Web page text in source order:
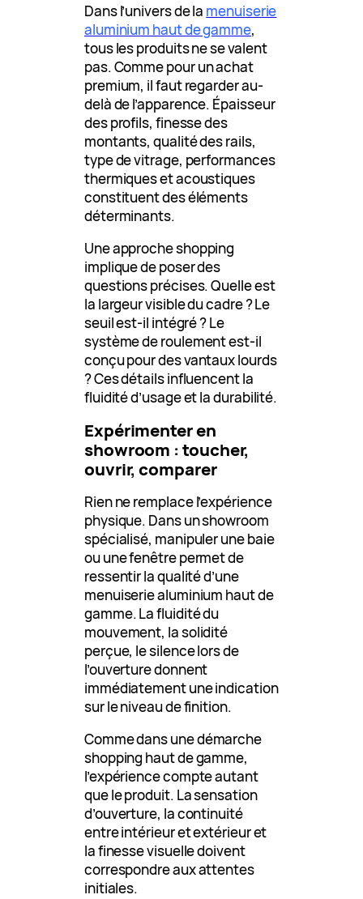
Dans l’univers de la menuiserie
aluminium haut de gamme,
tous les produits ne se valent
pas. Comme pour un achat
premium, il faut regarder au-
delà de l’apparence. Épaisseur
des profils, finesse des
montants, qualité des rails,
type de vitrage, performances
thermiques et acoustiques
constituent des éléments
déterminants.
Une approche shopping
implique de poser des
questions précises. Quelle est
la largeur visible du cadre ? Le
seuil est-il intégré ? Le
système de roulement est-il
conçu pour des vantaux lourds
? Ces détails influencent la
fluidité d’usage et la durabilité.
Expérimenter en
showroom : toucher,
ouvrir, comparer
Rien ne remplace l’expérience
physique. Dans un showroom
spécialisé, manipuler une baie
ou une fenêtre permet de
ressentir la qualité d’une
menuiserie aluminium haut de
gamme. La fluidité du
mouvement, la solidité
perçue, le silence lors de
l’ouverture donnent
immédiatement une indication
sur le niveau de finition.
Comme dans une démarche
shopping haut de gamme,
l’expérience compte autant
que le produit. La sensation
d’ouverture, la continuité
entre intérieur et extérieur et
la finesse visuelle doivent
correspondre aux attentes
initiales.